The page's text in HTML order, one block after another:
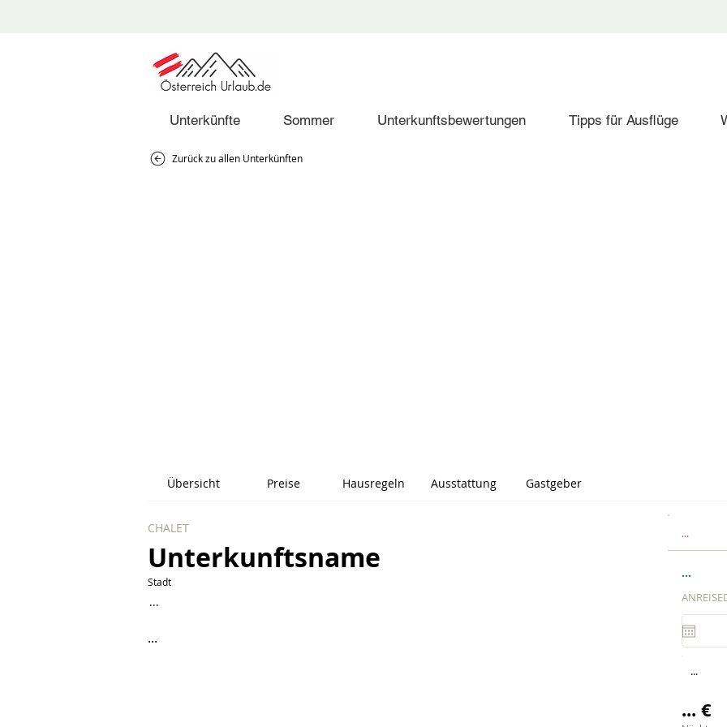
Unterkünfte Sommer Unterkunftsbewertungen Tipps für Ausflüge
Zurück zu allen Unterkünften
Übersicht Preise Hausregeln Ausstattung Gastgeber
CHALET
Unterkunftsname
Stadt
...
...
...
...
...
... €